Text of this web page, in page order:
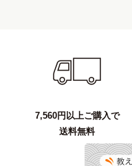
7,560円以上ご購入で
送料無料